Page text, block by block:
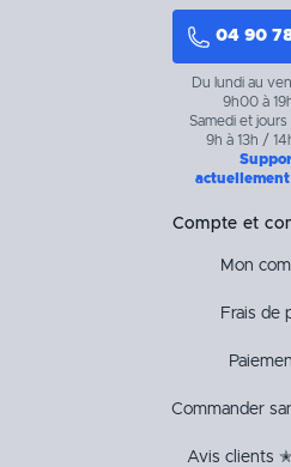
04 90
Du lundi au
9h00 à
Samedi et
9h à 13h /
Compte et
Mon
Frais de
Commander
Avis